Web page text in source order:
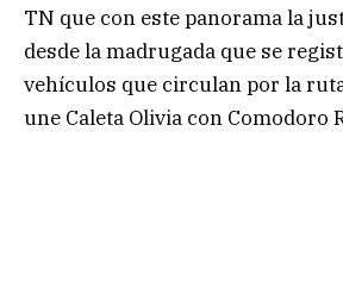
TN que con este panorama la
desde la madrugada que se
vehículos que circulan por la
une Caleta Olivia con Comodoro